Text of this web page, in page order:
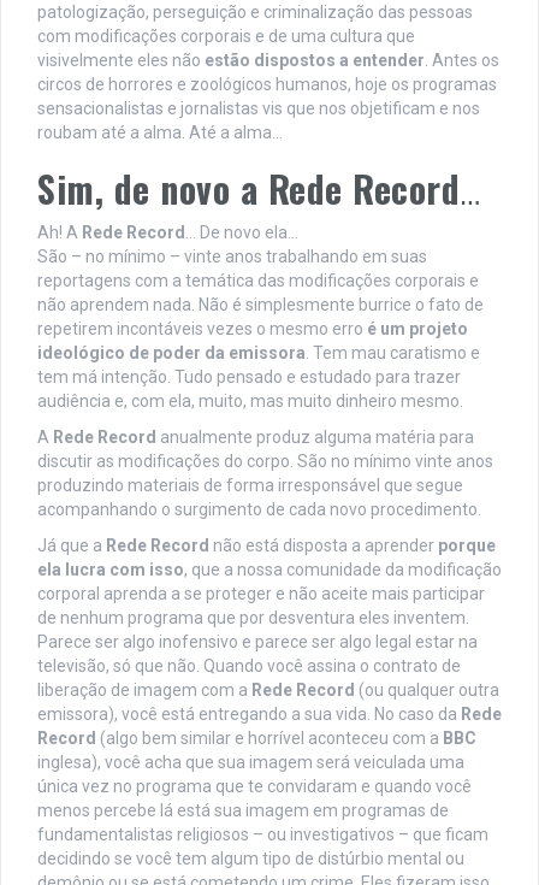
patologização, perseguição e criminalização das pessoas
com modificações corporais e de uma cultura que
visivelmente eles não estão dispostos a entender . Antes os
circos de horrores e zoológicos humanos, hoje os programas
sensacionalistas e jornalistas vis que nos objetificam e nos
roubam até a alma. Até a alma…
Sim, de novo a Rede Record…
Ah! A Rede Record
… De novo ela…
São – no mínimo – vinte anos trabalhando em suas
reportagens com a temática das modificações corporais e
não aprendem nada. Não é simplesmente burrice o fato de
repetirem incontáveis vezes o mesmo erro é um projeto
ideológico de poder da emissora . Tem mau caratismo e
tem má intenção. Tudo pensado e estudado para trazer
audiência e, com ela, muito, mas muito dinheiro mesmo.
A Rede Record anualmente produz alguma matéria para
discutir as modificações do corpo. São no mínimo vinte anos
produzindo materiais de forma irresponsável que segue
acompanhando o surgimento de cada novo procedimento.
Já que a Rede Record não está disposta a aprender porque
ela lucra com isso, que a nossa comunidade da modificação
corporal aprenda a se proteger e não aceite mais participar
de nenhum programa que por desventura eles inventem.
Parece ser algo inofensivo e parece ser algo legal estar na
televisão, só que não. Quando você assina o contrato de
liberação de imagem com a Rede Record (ou qualquer outra
emissora), você está entregando a sua vida. No caso da Rede
Record (algo bem similar e horrível aconteceu com a BBC
inglesa), você acha que sua imagem será veiculada uma
única vez no programa que te convidaram e quando você
menos percebe lá está sua imagem em programas de
fundamentalistas religiosos – ou investigativos – que ficam
decidindo se você tem algum tipo de distúrbio mental ou